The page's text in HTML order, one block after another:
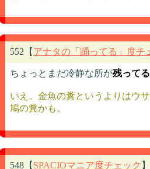
552【 アナタの「踊ってる」度チ
ちょっとまだ冷静な所が残って
いえ。金魚の糞というよりはウ
鳩の糞かも。
548【 SPACIOマニア度チェック 】